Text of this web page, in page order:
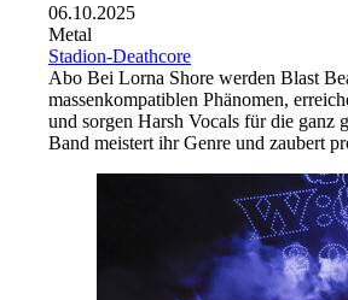
06.10.2025
Metal
Stadion-Deathcore
Abo Bei Lorna Shore werden Blast
massenkompatiblen Phänomen,
und sorgen Harsh Vocals für die ganz
Band meistert ihr Genre und zaubert